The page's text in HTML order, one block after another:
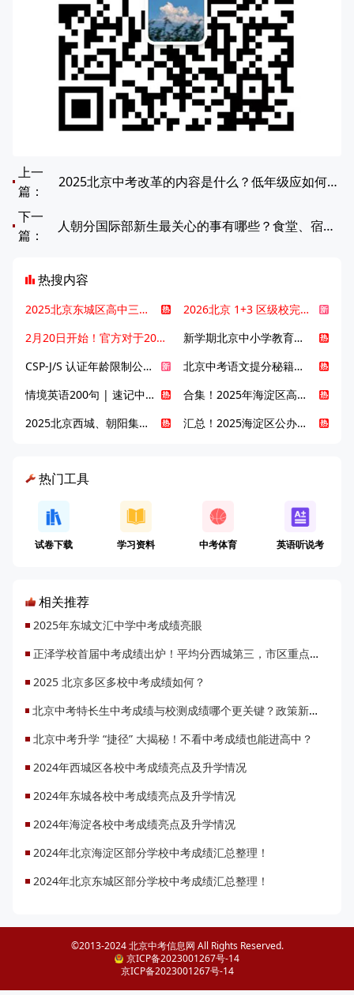
上一
篇：
2025北京中考改革的内容是什么？低年级应如何应对中考改革？
下一
篇：
人朝分国际部新生最关心的事有哪些？食堂、宿舍、作息全解析！
热搜内容
2025北京东城区高中三大梯队高中有哪些？录取分数线是多少？
2026北京 1+3 区级校完整名单发布，13549 个名额该如何规划报考？
2月20日开始！官方对于2025年北京市中招体检问题解答！
新学期北京中小学教育八大变化全解析：学位、政策、教学等方面迎新变革
CSP-J/S 认证年龄限制公告发布，新规即日起实施！
北京中考语文提分秘籍！攻克 5000 易混易错字
情境英语200句 | 速记中考英语1600词
合集！2025年海淀区高中校情介绍
2025北京西城、朝阳集团校直升新动态
汇总！2025海淀区公办高中校情全解
热门工具
试卷下载 学习资料 中考体育 英语听说考
相关推荐
2025年东城文汇中学中考成绩亮眼
正泽学校首届中考成绩出炉！平均分西城第三，市区重点率超六成
2025 北京多区多校中考成绩如何？
北京中考特长生中考成绩与校测成绩哪个更关键？政策新变要注意什么？
北京中考升学 “捷径” 大揭秘！不看中考成绩也能进高中？
2024年西城区各校中考成绩亮点及升学情况
2024年东城各校中考成绩亮点及升学情况
2024年海淀各校中考成绩亮点及升学情况
2024年北京海淀区部分学校中考成绩汇总整理！
2024年北京东城区部分学校中考成绩汇总整理！
©2013-2024 北京中考信息网 All Rights Reserved.
京ICP备2023001267号-14
京ICP备2023001267号-14